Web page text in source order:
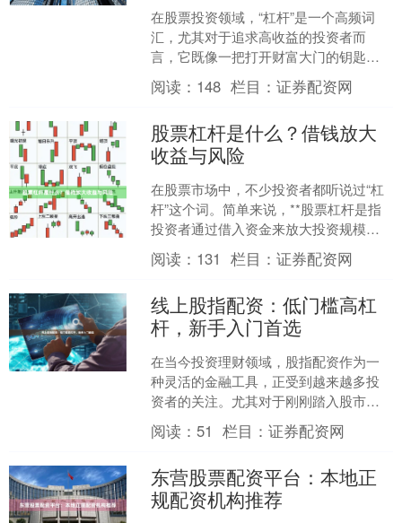
在股票投资领域，“杠杆”是一个高频词
汇，尤其对于追求高收益的投资者而
言，它既像一把打开财富大门的钥匙，
又像一把悬在头顶的利剑。那么，**炒股
杠杆是啥意思**？简....
阅读： 148 栏目：证券配资网
股票杠杆是什么？借钱放大
收益与风险
在股票市场中，不少投资者都听说过“杠
杆”这个词。简单来说，**股票杠杆是指
投资者通过借入资金来放大投资规模，
从而在行情有利时获得更高收益的操作
方式**。它的核心....
阅读： 131 栏目：证券配资网
线上股指配资：低门槛高杠
杆，新手入门首选
在当今投资理财领域，股指配资作为一
种灵活的金融工具，正受到越来越多投
资者的关注。尤其对于刚刚踏入股市的
新手而言，**线上股指配资**以其**低门
槛**和**高杠....
阅读： 51 栏目：证券配资网
东营股票配资平台：本地正
规配资机构推荐